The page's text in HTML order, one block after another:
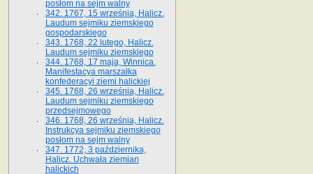
posłom na sejm walny
342. 1767, 15 września, Halicz.
Laudum sejmiku ziemskiego
gospodarskiego
343. 1768, 22 lutego, Halicz.
Laudum sejmiku ziemskiego
344. 1768, 17 maja, Winnica.
Manifestacya marszałka
konfederacyi ziemi halickiej
345. 1768, 26 września, Halicz.
Laudum sejmiku ziemskiego
przedsejmowego
346. 1768, 26 września, Halicz.
Instrukcya sejmiku ziemskiego
posłom na sejm walny
347. 1772, 3 października,
Halicz. Uchwała ziemian
halickich